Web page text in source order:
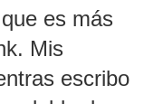
es más
Mis
escribo